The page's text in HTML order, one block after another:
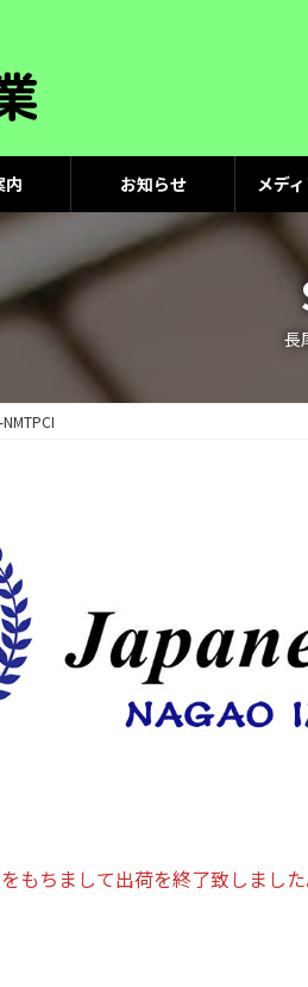
内 お知らせ メデ
長
NMTPCI
ちまして出荷を終了致しました